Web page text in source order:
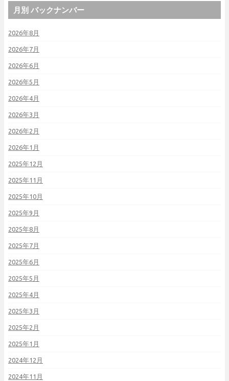
月別 バックナンバー
2026年8月
2026年7月
2026年6月
2026年5月
2026年4月
2026年3月
2026年2月
2026年1月
2025年12月
2025年11月
2025年10月
2025年9月
2025年8月
2025年7月
2025年6月
2025年5月
2025年4月
2025年3月
2025年2月
2025年1月
2024年12月
2024年11月